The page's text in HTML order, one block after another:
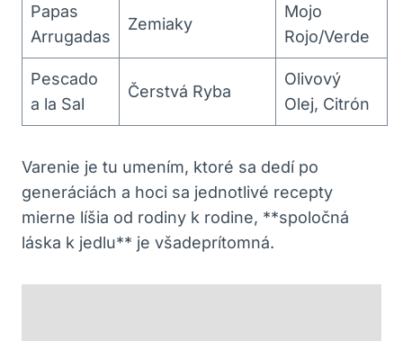
Papas
Arrugadas
Zemiaky
Mojo
Rojo/Verde
Pescado
a la Sal
Čerstvá Ryba
Olivový
Olej, Citrón
Varenie je tu umením, ktoré sa dedí po
generáciách a hoci sa jednotlivé recepty
mierne líšia od rodiny k rodine, **spoločná
láska k jedlu** je všadeprítomná.